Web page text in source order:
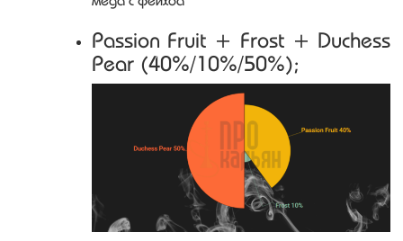
Passion Fruit + Frost + Duchess
Pear (40%/10%/50%);